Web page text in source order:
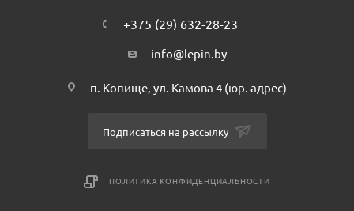
+375 (29) 632-28-23
info@lepin.by
п. Копище, ул. Камова 4 (юр. адрес)
Подписаться на рассылку
ПОЛИТИКА КОНФИДЕНЦИАЛЬНОСТИ